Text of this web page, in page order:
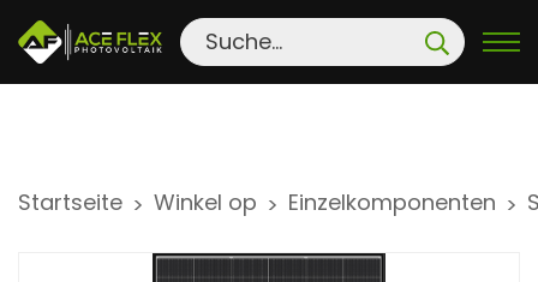
Startseite > Winkel op > Einzelkomponenten >